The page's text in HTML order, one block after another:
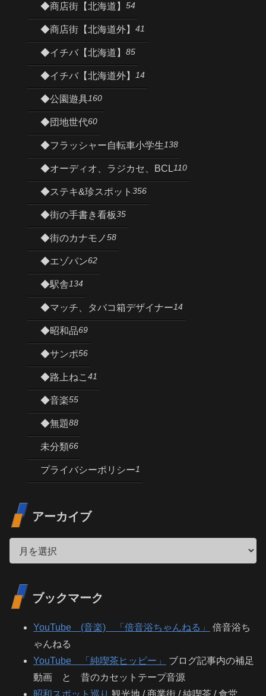
◆商店街【北海道】 54
◆商店街【北海道外】 41
◆イチバ【北海道】 85
◆イチバ【北海道外】 14
◆公園遊具160
◆団地世代60
◆フラッシャー自転車小学生138
◆オーディオ、ラジカセ、BCL110
◆ステキ&珍スポット 356
◆街の手書き看板35
◆街のカナモノ58
◆エゾパン62
◆駅舎134
◆マッチ、タバコ箱デザイナー14
◆昭和品69
◆サンポ56
◆路上ねこ41
◆音楽55
◆無題88
未分類66
プライバシーポリシー1
アーカイブ
ブックマーク
YouTube (音楽) 「倍音浴ちゃんねる」
倍音浴ち
ゃんねる
YouTube 「純喫茶ヒッピー」
ブログ記事内の補足
動画 と 昔のカセットテープ音源
昭和スポット巡り 観光地 / 商業街 / 純喫茶 / 食堂…